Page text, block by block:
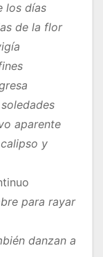
los días
de la flor
aparente
y
para rayar
danzan a